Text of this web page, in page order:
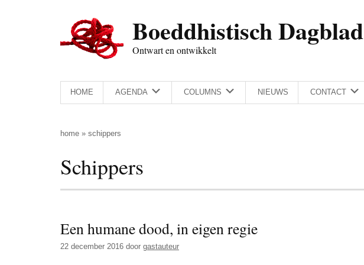
Boeddhistisch Dagblad
Ontwart en ontwikkelt
HOME AGENDA COLUMNS NIEUWS CONTACT
home » schippers
Schippers
Een humane dood, in eigen regie
22 december 2016 door gastauteur